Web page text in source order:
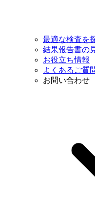
最適な検査を
結果報告書の
お役立ち情報
よくあるご質
お問い合わせ